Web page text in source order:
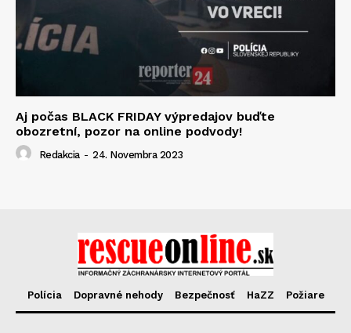
Aj počas BLACK FRIDAY výpredajov buďte
obozretní, pozor na online podvody!
Redakcia - 24. Novembra 2023
Polícia Dopravné nehody Bezpečnosť HaZZ Požiare